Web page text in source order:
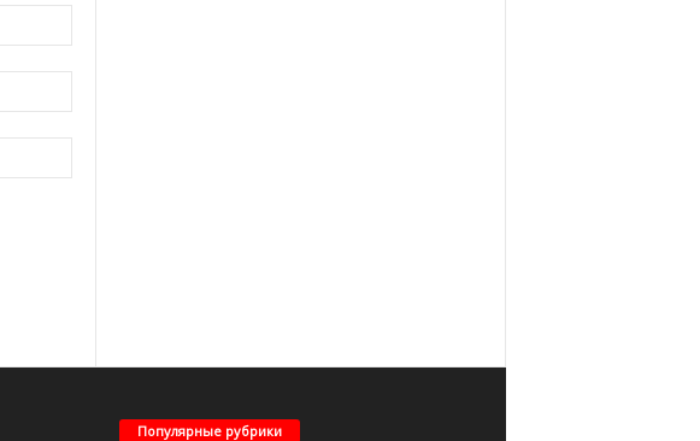
Популярные рубрики